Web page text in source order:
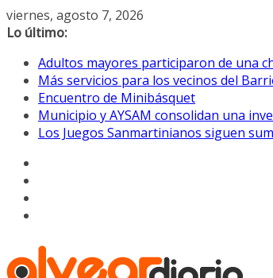
Saltar
al
viernes, agosto 7, 2026
Lo último:
Adultos mayores participaron de una
Más servicios para los vecinos del
Encuentro de Minibásquet
Municipio y AYSAM consolidan una
Los Juegos Sanmartinianos siguen